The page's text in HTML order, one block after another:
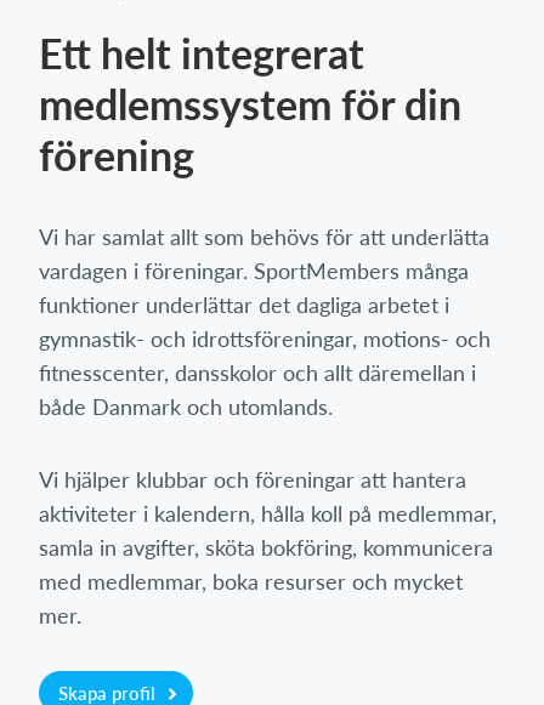
Ett helt integrerat
medlemssystem för din
förening
Vi har samlat allt som behövs för att underlätta
vardagen i föreningar. SportMembers många
funktioner underlättar det dagliga arbetet i
gymnastik- och idrottsföreningar, motions- och
fitnesscenter, dansskolor och allt däremellan i
både Danmark och utomlands.
Vi hjälper klubbar och föreningar att hantera
aktiviteter i kalendern, hålla koll på medlemmar,
samla in avgifter, sköta bokföring, kommunicera
med medlemmar, boka resurser och mycket
mer.
Skapa profil